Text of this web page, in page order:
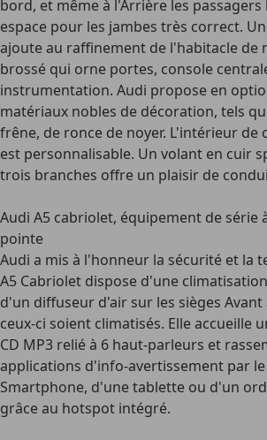
bord, et même à l'Arrière les
espace pour les jambes très correct.
ajoute au raffinement de l'habitacle de
brossé qui orne portes, console
instrumentation. Audi propose en
matériaux nobles de décoration, tels
frêne, de ronce de noyer. L'intérieur de
est personnalisable. Un volant en cuir
trois branches offre un plaisir de
Audi A5 cabriolet, équipement de série
pointe
Audi a mis à l'honneur la sécurité et la
A5 Cabriolet dispose d'une
d'un diffuseur d'air sur les sièges
ceux-ci soient climatisés. Elle accueille
CD MP3 relié à 6 haut-parleurs et
applications d'info-avertissement par
Smartphone, d'une tablette ou d'un
grâce au hotspot intégré.